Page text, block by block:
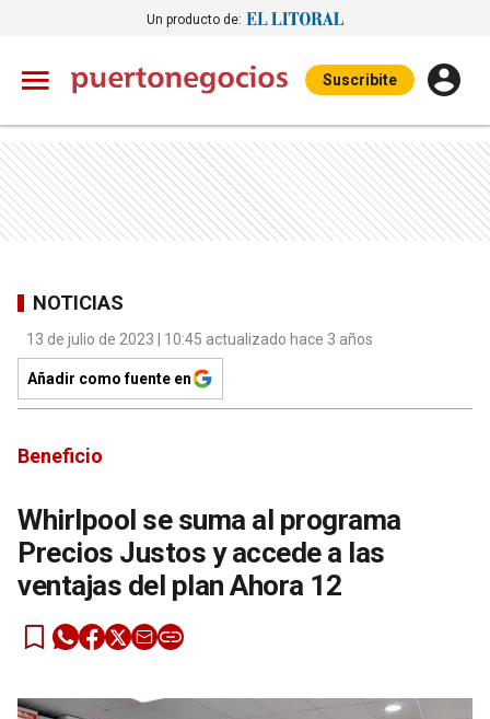
Un producto de:
Suscribite
NOTICIAS
13 de julio de 2023 | 10:45 actualizado hace 3 años
Añadir como fuente en
Beneficio
Whirlpool se suma al programa
Precios Justos y accede a las
ventajas del plan Ahora 12